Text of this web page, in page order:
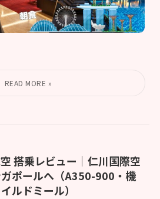
搭乗レビュー｜仁川国際空
ポールへ（A350-900・機
ルドミール）